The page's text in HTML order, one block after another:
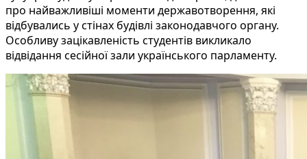
про найважливіші моменти державотворення, які
відбувались у стінах будівлі законодавчого органу.
Особливу зацікавленість студентів викликало
відвідання сесійної зали українського парламенту.